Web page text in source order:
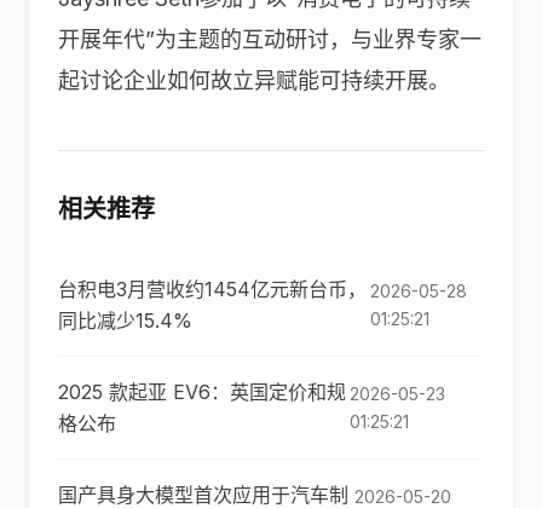
开展年代”为主题的互动研讨，与业界专家一
起讨论企业如何故立异赋能可持续开展。
相关推荐
台积电3月营收约1454亿元新台币，
同比减少15.4%
2026-05-28
01:25:21
2025 款起亚 EV6：英国定价和规
格公布
2026-05-23
01:25:21
国产具身大模型首次应用于汽车制 2026-05-20